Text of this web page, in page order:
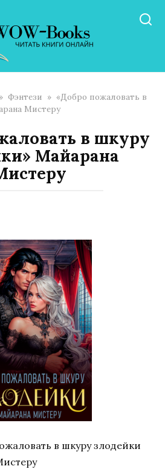
» Фэнтези » «Добро пожаловать в
Мистеру
в шкуру
Майарана
в шкуру злодейки